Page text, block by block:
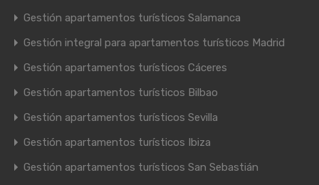
Gestión apartamentos turísticos Salamanca
Gestión integral para apartamentos turísticos Madrid
Gestión apartamentos turísticos Cáceres
Gestión apartamentos turísticos Bilbao
Gestión apartamentos turísticos Sevilla
Gestión apartamentos turísticos Ibiza
Gestión apartamentos turísticos San Sebastián